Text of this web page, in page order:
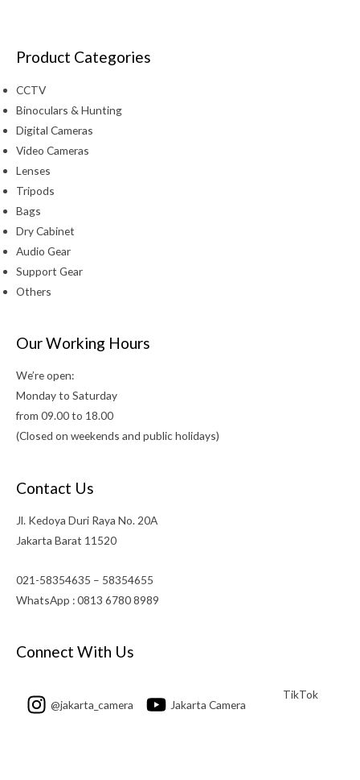
Product Categories
CCTV
Binoculars & Hunting
Digital Cameras
Video Cameras
Lenses
Tripods
Bags
Dry Cabinet
Audio Gear
Support Gear
Others
Our Working Hours
We’re open:
Monday to Saturday
from 09.00 to 18.00
(Closed on weekends and public holidays)
Contact Us
Jl. Kedoya Duri Raya No. 20A
Jakarta Barat 11520
021-58354635 – 58354655
WhatsApp : 0813 6780 8989
Connect With Us
@jakarta_camera Jakarta Camera
TikTok